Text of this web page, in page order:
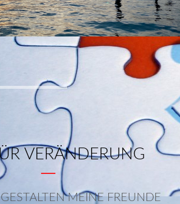
VERÄNDERUNG
—
MEINE FREUNDE